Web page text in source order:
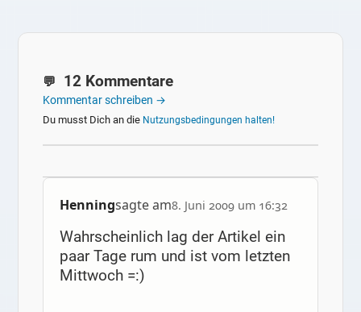
12 Kommentare
Kommentar schreiben →
Du musst Dich an die Nutzungsbedingungen halten!
Henningsagte am8. Juni 2009 um 16:32
Wahrscheinlich lag der Artikel ein
paar Tage rum und ist vom letzten
Mittwoch =:)